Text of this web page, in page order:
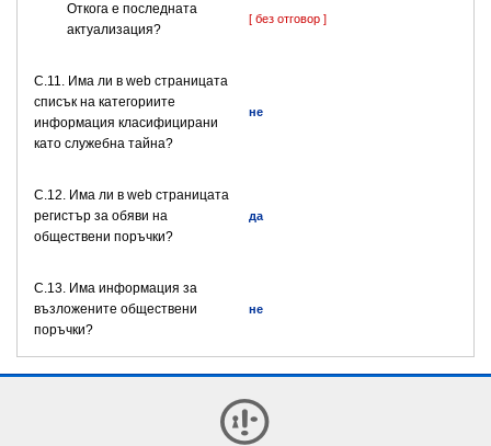
Откога е последната
актуализация?
[ без отговор ]
C.11. Има ли в web страницата
списък на категориите
информация класифицирани
като служебна тайна?
не
C.12. Има ли в web страницата
регистър за обяви на
обществени поръчки?
да
C.13. Има информация за
възложените обществени
поръчки?
не